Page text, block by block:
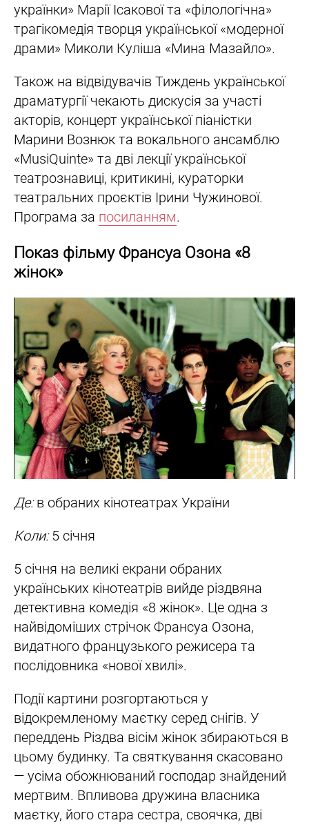
українки» Марії Ісакової та «філологічна»
трагікомедія творця української «модерної
драми» Миколи Куліша «Мина Мазайло».
Також на відвідувачів Тиждень української
драматургії чекають дискусія за участі
акторів, концерт української піаністки
Марини Вознюк та вокального ансамблю
«MusiQuinte» та дві лекції української
театрознавиці, критикині, кураторки
театральних проєктів Ірини Чужинової.
Програма за посиланням.
Показ фільму Франсуа Озона «8
жінок»
Де:в обраних кінотеатрах України
Коли:5 січня
5 січня на великі екрани обраних
українських кінотеатрів вийде різдвяна
детективна комедія «8 жінок». Це одна з
найвідоміших стрічок Франсуа Озона,
видатного французького режисера та
послідовника «нової хвилі».
Події картини розгортаються у
відокремленому маєтку серед снігів. У
переддень Різдва вісім жінок збираються в
цьому будинку. Та святкування скасовано
— усіма обожнюваний господар знайдений
мертвим. Впливова дружина власника
маєтку, його стара сестра, своячка, дві